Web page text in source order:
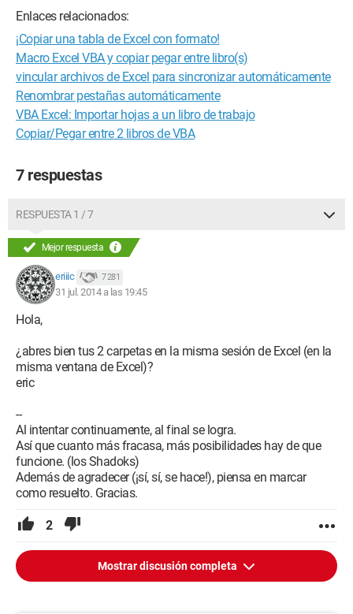
Enlaces relacionados:
¡Copiar una tabla de Excel con formato!
Macro Excel VBA y copiar pegar entre libro(s)
vincular archivos de Excel para sincronizar automáticamente
Renombrar pestañas automáticamente
VBA Excel: Importar hojas a un libro de trabajo
Copiar/Pegar entre 2 libros de VBA
7 respuestas
RESPUESTA 1 / 7
Mejor respuesta
eriiic 7 281
31 jul. 2014 a las 19:45
Hola,
¿abres bien tus 2 carpetas en la misma sesión de Excel (en la
misma ventana de Excel)?
eric
--
Al intentar continuamente, al final se logra.
Así que cuanto más fracasa, más posibilidades hay de que
funcione. (los Shadoks)
Además de agradecer (¡sí, sí, se hace!), piensa en marcar
como resuelto. Gracias.
2
Mostrar discusión completa